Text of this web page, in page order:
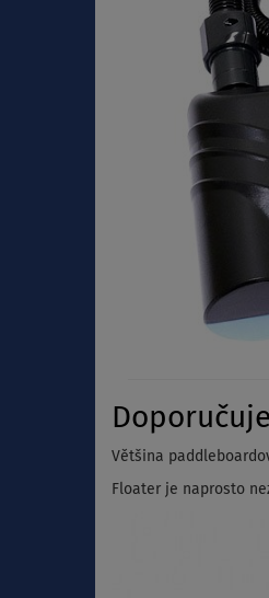
Většina
Floater je naprosto